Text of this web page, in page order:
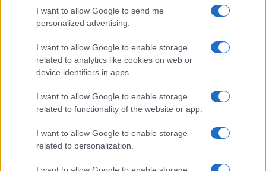
I want to allow Google to send me
personalized advertising.
I want to allow Google to enable storage
related to analytics like cookies on web or
device identifiers in apps.
I want to allow Google to enable storage
related to functionality of the website or app.
I want to allow Google to enable storage
related to personalization.
ΔΙΕΘΝΗ
06/08/26 - 17:51
Διπλωματική ένταση Μόσχας-Παρισιού για την απέλαση
Ρωσίδας δημοσιογράφου από τη Γαλλία
ΑΜΥΝΑ
06/08/26 - 17:47
ΣΣΕ, ΣΜΥ, ΣΜΥΑ: Πρόσκληση να παρουσιαστούν προς
κατάταξη οι φετινοί πρωτοετείς τους
ΔΙΕΘΝΗ
06/08/26 - 17:30
Reuters: Ιράν και Ομάν συμφώνησαν για τον έλεγχο των
ΕΛΛΑΔΑ